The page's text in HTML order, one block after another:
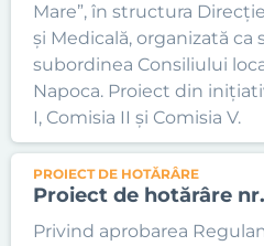
Mare”, în structura
și Medicală, organizată ca
subordinea Consiliului
Napoca. Proiect din
I, Comisia II și Comisia V.
PROIECT DE HOTĂRÂRE
Proiect de hotărâre nr.
Privind aprobarea